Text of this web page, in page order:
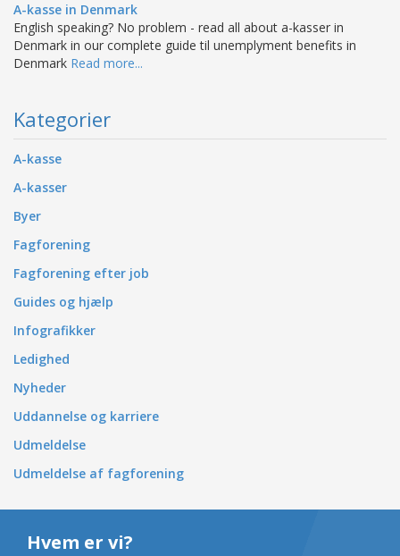
A-kasse in Denmark
English speaking? No problem - read all about a-kasser in
Denmark in our complete guide til unemplyment benefits in
Denmark Read more...
Kategorier
A-kasse
A-kasser
Byer
Fagforening
Fagforening efter job
Guides og hjælp
Infografikker
Ledighed
Nyheder
Uddannelse og karriere
Udmeldelse
Udmeldelse af fagforening
Hvem er vi?